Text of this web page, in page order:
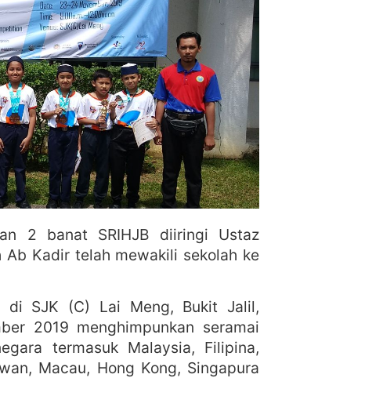
2 banat SRIHJB diiringi Ustaz
Ab Kadir telah mewakili sekolah ke
di SJK (C) Lai Meng, Bukit Jalil,
2019 menghimpunkan seramai
termasuk Malaysia, Filipina,
Macau, Hong Kong, Singapura